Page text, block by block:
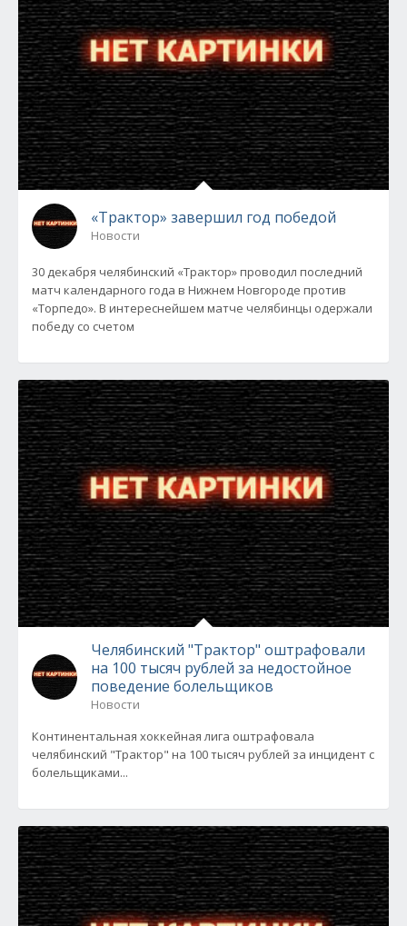
«Трактор» завершил год победой
Новости
30 декабря челябинский «Трактор» проводил последний
матч календарного года в Нижнем Новгороде против
«Торпедо». В интереснейшем матче челябинцы одержали
победу со счетом
Челябинский "Трактор" оштрафовали
на 100 тысяч рублей за недостойное
поведение болельщиков
Новости
Континентальная хоккейная лига оштрафовала
челябинский "Трактор" на 100 тысяч рублей за инцидент с
болельщиками...